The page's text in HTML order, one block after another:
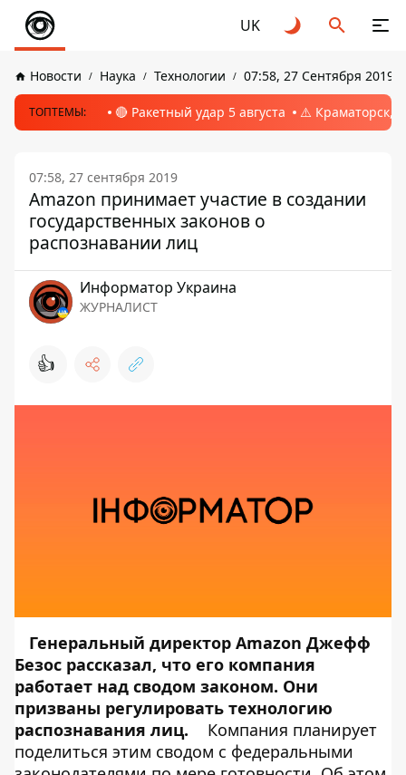
UK
Новости Наука Технологии 07:58, 27 Сентября 2019
ТОПТЕМЫ: 🔴 Ракетный удар 5 августа ⚠️ Краматорск,
07:58, 27 сентября 2019
Amazon принимает участие в создании
государственных законов о
распознавании лиц
Информатор Украина
ЖУРНАЛИСТ
👍
Генеральный директор Amazon Джефф
Безос рассказал, что его компания
работает над сводом законом. Они
призваны регулировать технологию
распознавания лиц.
Компания планирует
поделиться этим сводом с федеральными